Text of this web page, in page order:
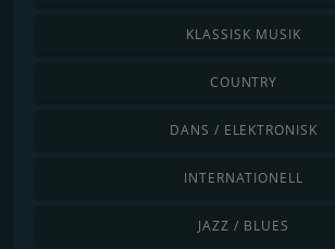
KLASSISK MUSIK
COUNTRY
DANS / ELEKTRONISK
INTERNATIONELL
JAZZ / BLUES